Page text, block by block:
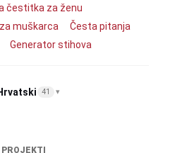
čestitka za ženu
muškarca
Česta pitanja
Generator stihova
41 ▾
PROJEKTI